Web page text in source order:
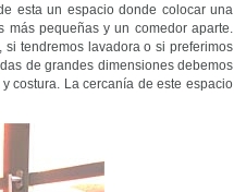
esta un espacio donde colocar una
pequeñas y un comedor aparte.
tendremos lavadora o si preferimos
de grandes dimensiones debemos
costura. La cercanía de este espacio